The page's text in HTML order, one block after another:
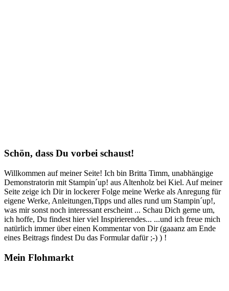
Schön, dass Du vorbei schaust!
Willkommen auf meiner Seite! Ich bin Britta Timm, unabhängige
Demonstratorin mit Stampin´up! aus Altenholz bei Kiel. Auf meiner
Seite zeige ich Dir in lockerer Folge meine Werke als Anregung für
eigene Werke, Anleitungen,Tipps und alles rund um Stampin´up!,
was mir sonst noch interessant erscheint ... Schau Dich gerne um,
ich hoffe, Du findest hier viel Inspirierendes... ...und ich freue mich
natürlich immer über einen Kommentar von Dir (gaaanz am Ende
eines Beitrags findest Du das Formular dafür ;-) ) !
Mein Flohmarkt